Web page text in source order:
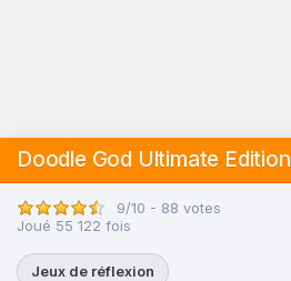
Doodle God Ultimate Edition
9/10 - 88 votes
Joué 55 122 fois
Jeux de réflexion